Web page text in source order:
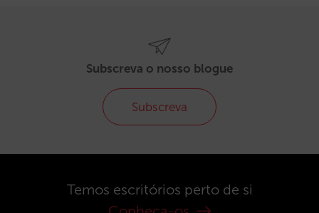
Subscreva o nosso blogue
Subscreva
Temos escritórios perto de si